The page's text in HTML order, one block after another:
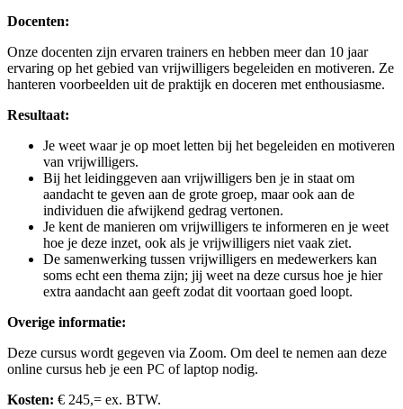
Docenten:
Onze docenten zijn ervaren trainers en hebben meer dan 10 jaar
ervaring op het gebied van vrijwilligers begeleiden en motiveren. Ze
hanteren voorbeelden uit de praktijk en doceren met enthousiasme.
Resultaat:
Je weet waar je op moet letten bij het begeleiden en motiveren
van vrijwilligers.
Bij het leidinggeven aan vrijwilligers ben je in staat om
aandacht te geven aan de grote groep, maar ook aan de
individuen die afwijkend gedrag vertonen.
Je kent de manieren om vrijwilligers te informeren en je weet
hoe je deze inzet, ook als je vrijwilligers niet vaak ziet.
De samenwerking tussen vrijwilligers en medewerkers kan
soms echt een thema zijn; jij weet na deze cursus hoe je hier
extra aandacht aan geeft zodat dit voortaan goed loopt.
Overige informatie:
Deze cursus wordt gegeven via Zoom. Om deel te nemen aan deze
online cursus heb je een PC of laptop nodig.
Kosten: € 245,= ex. BTW.